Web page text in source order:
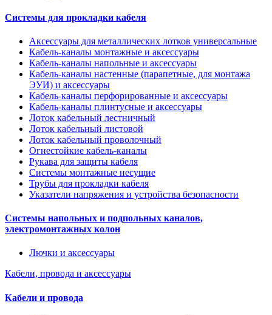
Системы для прокладки кабеля
Аксессуары для металлических лотков универсальные
Кабель-каналы монтажные и аксессуары
Кабель-каналы напольные и аксессуары
Кабель-каналы настенные (парапетные, для монтажа
ЭУИ) и аксессуары
Кабель-каналы перфорированные и аксессуары
Кабель-каналы плинтусные и аксессуары
Лоток кабельный лестничный
Лоток кабельный листовой
Лоток кабельный проволочный
Огнестойкие кабель-каналы
Рукава для защиты кабеля
Системы монтажные несущие
Трубы для прокладки кабеля
Указатели напряжения и устройства безопасности
Системы напольных и подпольных каналов,
электромонтажных колон
Лючки и аксессуары
Кабели, провода и аксессуары
Кабели и провода